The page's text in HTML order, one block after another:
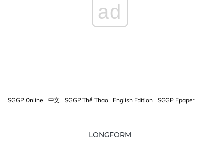
ad
SGGP Online 中文 SGGP Thể Thao English Edition SGGP Epaper
LONGFORM